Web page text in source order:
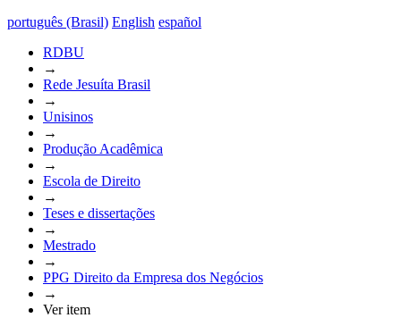
português (Brasil) English español
RDBU
→
Rede Jesuíta Brasil
→
Unisinos
→
Produção Acadêmica
→
Escola de Direito
→
Teses e dissertações
→
Mestrado
→
PPG Direito da Empresa dos Negócios
→
Ver item